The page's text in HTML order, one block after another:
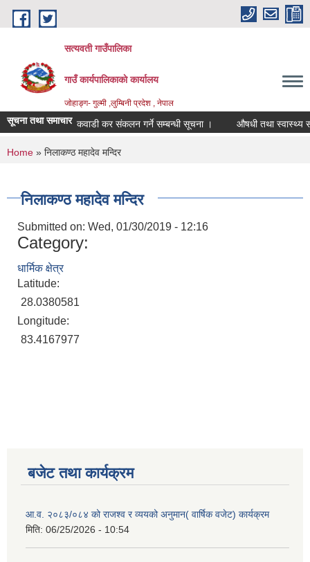
Skip to main content
सत्यवती गाउँपालिका
गाउँ कार्यपालिकाकाे कार्यालय
जाेहाङ्ग- गुल्मी ,लुम्बिनी प्रदेश , नेपाल
सूचना तथा समाचारकवाडी कर संकलन गर्ने सम्बन्धी सूचना । औषधी तथा स्वास्थ्य
You are here
Home » निलाकण्ठ महादेव मन्दिर
निलाकण्ठ महादेव मन्दिर
Submitted on: Wed, 01/30/2019 - 12:16
Category:
धार्मिक क्षेत्र
Latitude:
28.0380581
Longitude:
83.4167977
बजेट तथा कार्यक्रम
आ.व. २०८३/०८४ को राजश्व र व्ययको अनुमान( वार्षिक वजेट) कार्यक्रम
मिति: 06/25/2026 - 10:54